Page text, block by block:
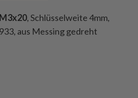
, Schlüsselweite 4mm,
aus Messing gedreht